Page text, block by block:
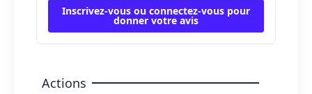
Inscrivez-vous ou connectez-vous pour
donner votre avis
Actions